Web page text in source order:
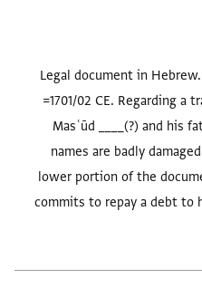
Legal document in
=1701/02 CE. Regarding a
Masʿūd ____(?) and his
names are badly
lower portion of the
commits to repay a debt